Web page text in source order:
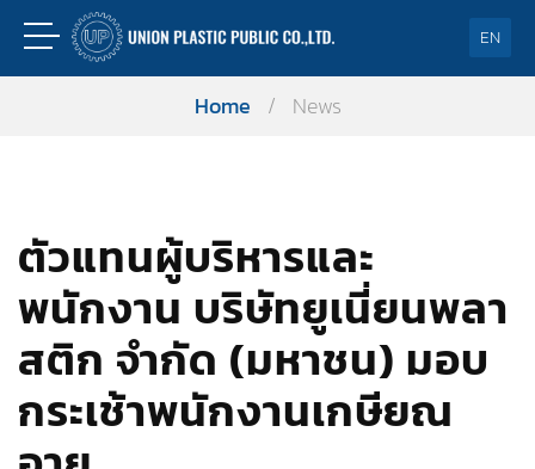
EN
Home / News
ตัวแทนผู้บริหารและ
พนักงาน บริษัทยูเนี่ยนพลา
สติก จำกัด (มหาชน) มอบ
กระเช้าพนักงานเกษียณ